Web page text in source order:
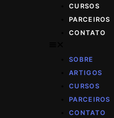
CURSOS
PARCEIROS
CONTATO
SOBRE
ARTIGOS
CURSOS
PARCEIROS
CONTATO